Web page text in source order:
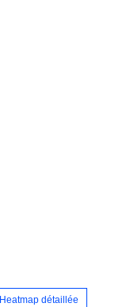
Heatmap détaillée